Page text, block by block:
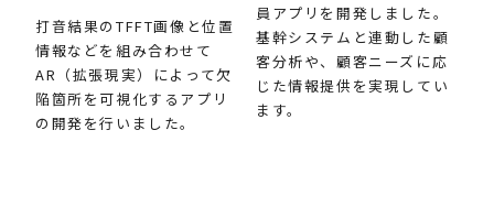
打音結果のTFFT画像と位置
情報などを組み合わせて
AR（拡張現実）によって欠
陥箇所を可視化するアプリ
の開発を行いました。
員アプリを開発しました。
基幹システムと連動した顧
客分析や、顧客ニーズに応
じた情報提供を実現してい
ます。